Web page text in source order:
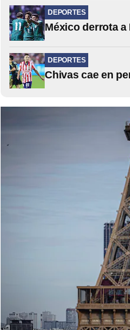
DEPORTES
México derrota a
DEPORTES
Chivas cae en